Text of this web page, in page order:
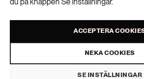
ACCEPTERA
NEKA COOKIES
SE INSTÄLLNINGAR